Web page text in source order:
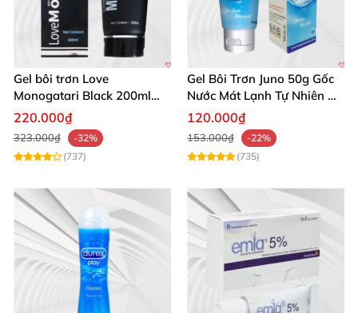
Gel bôi trơn Love
Monogatari Black 200ml
gốc nước không mùi an
220.000₫
323.000₫
-32%
(737)
Gel Bôi Trơn Juno 50g Gốc
Nước Mát Lạnh Tự Nhiên An
Toàn
120.000₫
153.000₫
-22%
(735)